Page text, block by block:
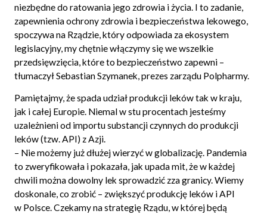
niezbędne do ratowania jego zdrowia i życia. I to zadanie,
zapewnienia ochrony zdrowia i bezpieczeństwa lekowego,
spoczywa na Rządzie, który odpowiada za ekosystem
legislacyjny, my chętnie włączymy się we wszelkie
przedsięwzięcia, które to bezpieczeństwo zapewni –
tłumaczył Sebastian Szymanek, prezes zarządu Polpharmy.
Pamiętajmy, że spada udział produkcji leków tak w kraju,
jak i całej Europie. Niemal w stu procentach jesteśmy
uzależnieni od importu substancji czynnych do produkcji
leków (tzw. API) z Azji.
– Nie możemy już dłużej wierzyć w globalizację. Pandemia
to zweryfikowała i pokazała, jak upada mit, że w każdej
chwili można dowolny lek sprowadzić zza granicy. Wiemy
doskonale, co zrobić – zwiększyć produkcję leków i API
w Polsce. Czekamy na strategię Rządu, w której będą